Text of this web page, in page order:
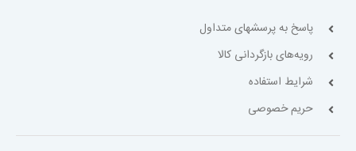
پاسخ به پرسشهای متداول
رویه‌های بازگردانی کالا
شرایط استفاده
حریم خصوصی